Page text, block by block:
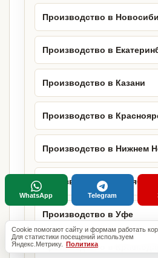
Производство в
Производство в
Производство в Казани
Производство в
Производство в Нижнем
Производство в
Производство в Уфе
Производство в
Cookie помогают сайту и формам работать
Для статистики посещений используем
Яндекс.Метрику. Политика
WhatsApp Telegram